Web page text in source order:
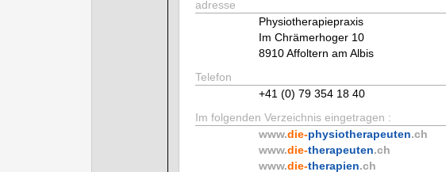
adresse
Physiotherapiepraxis
Im Chrämerhoger 10
8910 Affoltern am Albis
Telefon
+41 (0) 79 354 18 40
Im folgenden Verzeichnis eingetragen :
www.die-physiotherapeuten.ch
www.die-therapeuten.ch
www.die-therapien.ch